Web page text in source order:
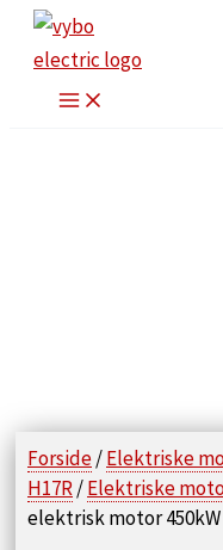
indholdet
Forside/Elektriske
H17R/Elektriske
elektrisk motor 450kW